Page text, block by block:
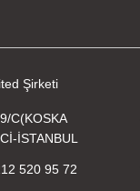
Şirketi
C(KOSKA
İSTANBUL
520 95 72